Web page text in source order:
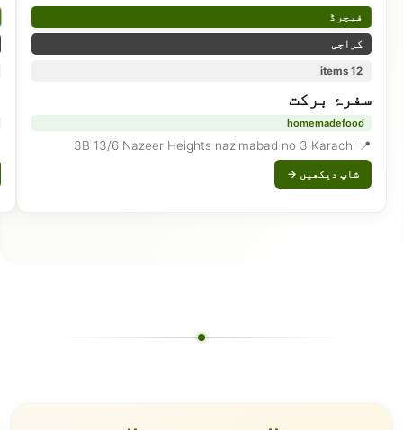
فیچرڈ
کراچی
12 items
سفرۂ برکت
homemadefood
📍 3B 13/6 Nazeer Heights nazimabad no 3 Karachi
شاپ دیکھیں →